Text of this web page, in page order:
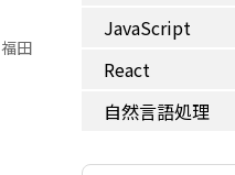
福田
JavaScript
React
自然言語処理